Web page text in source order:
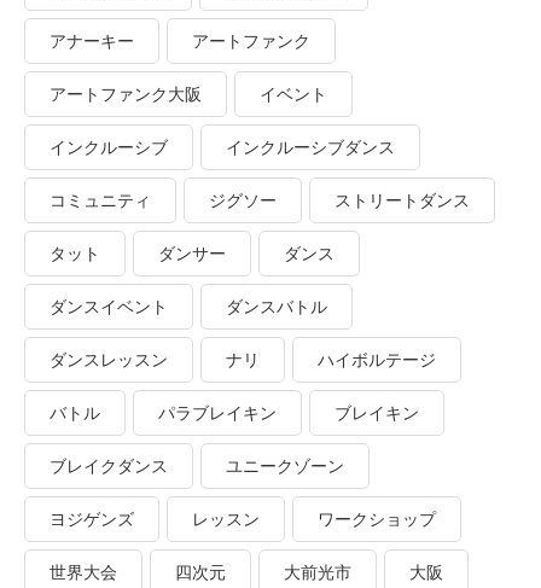
アナーキー アートファンク
アートファンク大阪 イベント
インクルーシブ インクルーシブダンス
コミュニティ ジグソー ストリートダンス
タット ダンサー ダンス
ダンスイベント ダンスバトル
ダンスレッスン ナリ ハイボルテージ
バトル パラブレイキン ブレイキン
ブレイクダンス ユニークゾーン
ヨジゲンズ レッスン ワークショップ
世界大会 四次元 大前光市 大阪